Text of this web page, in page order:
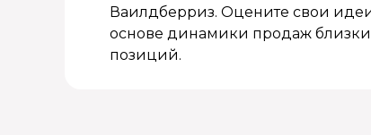
Ваилдберриз. Оцените свои
основе динамики продаж
позиций.